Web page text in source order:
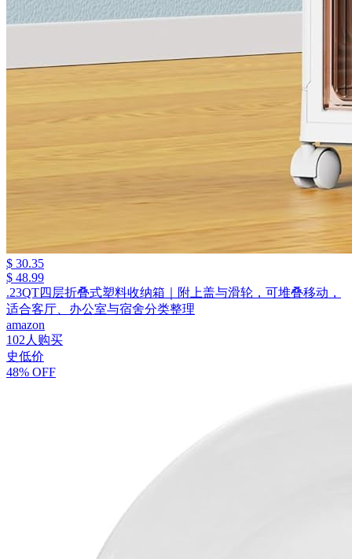
$ 30.35
$ 48.99
.23QT四层折叠式塑料收纳箱｜附上盖与滑轮，可堆叠移动，
适合客厅、办公室与宿舍分类整理
amazon
102人购买
史低价
48% OFF